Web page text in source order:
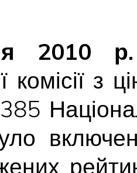
2010 р.
комісії з